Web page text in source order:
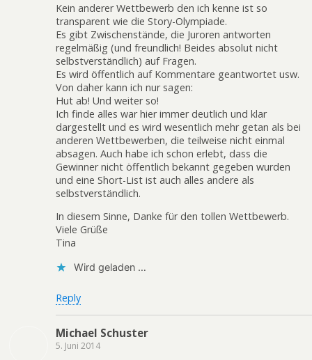
Kein anderer Wettbewerb den ich kenne ist so
transparent wie die Story-Olympiade.
Es gibt Zwischenstände, die Juroren antworten
regelmäßig (und freundlich! Beides absolut nicht
selbstverständlich) auf Fragen.
Es wird öffentlich auf Kommentare geantwortet usw.
Von daher kann ich nur sagen:
Hut ab! Und weiter so!
Ich finde alles war hier immer deutlich und klar
dargestellt und es wird wesentlich mehr getan als bei
anderen Wettbewerben, die teilweise nicht einmal
absagen. Auch habe ich schon erlebt, dass die
Gewinner nicht öffentlich bekannt gegeben wurden
und eine Short-List ist auch alles andere als
selbstverständlich.
In diesem Sinne, Danke für den tollen Wettbewerb.
Viele Grüße
Tina
Wird geladen …
Reply
Michael Schuster
5. Juni 2014